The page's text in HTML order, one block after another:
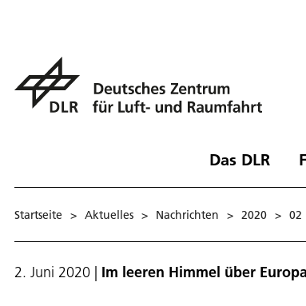
Das DLR
Startseite > Aktuelles > Nachrichten > 2020 > 02
2. Juni 2020 | Im leeren Himmel über Europa